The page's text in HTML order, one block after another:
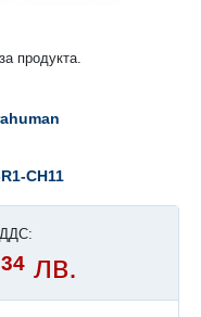
продукта.
CH11
34 лв.